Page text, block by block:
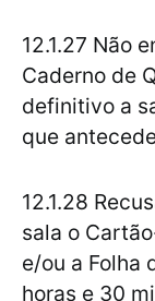
12.1.27 Não
Caderno de
definitivo a
que
12.1.28
sala o
e/ou a Folha
horas e 30